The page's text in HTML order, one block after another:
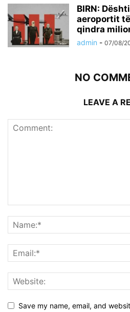
BIRN:
aeroportit
qindra
admin - 07/08/
NO
LEAVE A
Save my name, email, and